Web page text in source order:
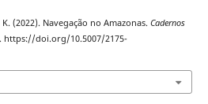
(2022). Navegação no Amazonas. Cadernos
https://doi.org/10.5007/2175-